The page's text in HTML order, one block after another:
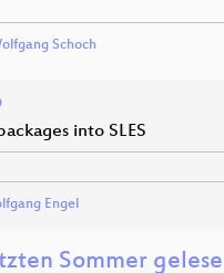
Schoch
into SLES
Engel
Sommer